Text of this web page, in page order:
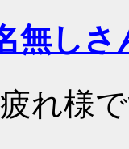
無しさ
れ様